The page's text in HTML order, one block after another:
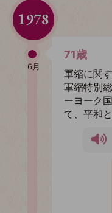
1978
6月
71歳
軍縮に関
軍縮特別
ーヨーク
て、平和